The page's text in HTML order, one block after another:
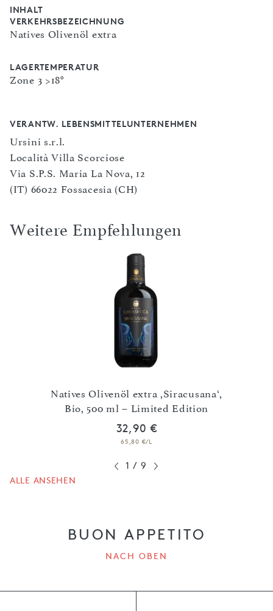
INHALT
VERKEHRSBEZEICHNUNG
Natives Olivenöl extra
LAGERTEMPERATUR
Zone 3 >18°
VERANTW. LEBENSMITTELUNTERNEHMEN
Ursini s.r.l.
Località Villa Scorciose
Via S.P.S. Maria La Nova, 12
(IT) 66022 Fossacesia (CH)
Weitere Empfehlungen
Natives Olivenöl extra ,Siracusana‘,
Bio, 500 ml – Limited Edition
32,90 €
65,80 €/L
1 / 9
ALLE ANSEHEN
BUON APPETITO
NACH OBEN